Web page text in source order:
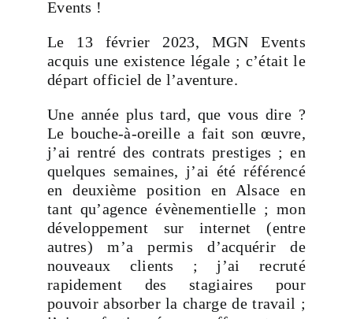
Events !
Le 13 février 2023, MGN Events
acquis une existence légale ; c’était le
départ officiel de l’aventure.
Une année plus tard, que vous dire ?
Le bouche-à-oreille a fait son œuvre,
j’ai rentré des contrats prestiges ; en
quelques semaines, j’ai été référencé
en deuxième position en Alsace en
tant qu’agence évènementielle ; mon
développement sur internet (entre
autres) m’a permis d’acquérir de
nouveaux clients ; j’ai recruté
rapidement des stagiaires pour
pouvoir absorber la charge de travail ;